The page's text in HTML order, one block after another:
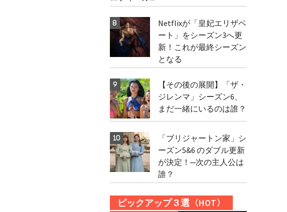
Netflixが「皇妃エリザベ
ート」をシーズン3へ更
新！これが最終シーズン
となる
【その後の展開】「ザ・
ジレンマ」シーズン6、
まだ一緒にいるのは誰？
「ブリジャートン家」シ
ーズン5&6 のダブル更新
が決定！─次の主人公は
誰？
ピックアップ３選〈HOT〉